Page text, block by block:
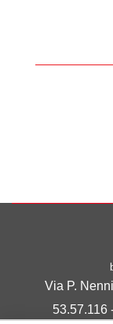
Via P.
53.57.116